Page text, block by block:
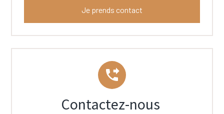
Je prends contact
phone_forwarded
Contactez-nous